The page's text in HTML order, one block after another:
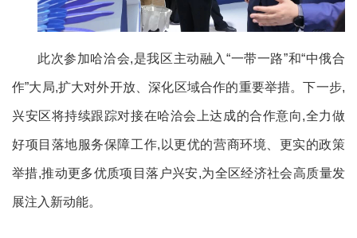
此次参加哈洽会,是我区主动融入“一带一路”和“中俄合
作”大局,扩大对外开放、深化区域合作的重要举措。下一步,
兴安区将持续跟踪对接在哈洽会上达成的合作意向,全力做
好项目落地服务保障工作,以更优的营商环境、更实的政策
举措,推动更多优质项目落户兴安,为全区经济社会高质量发
展注入新动能。